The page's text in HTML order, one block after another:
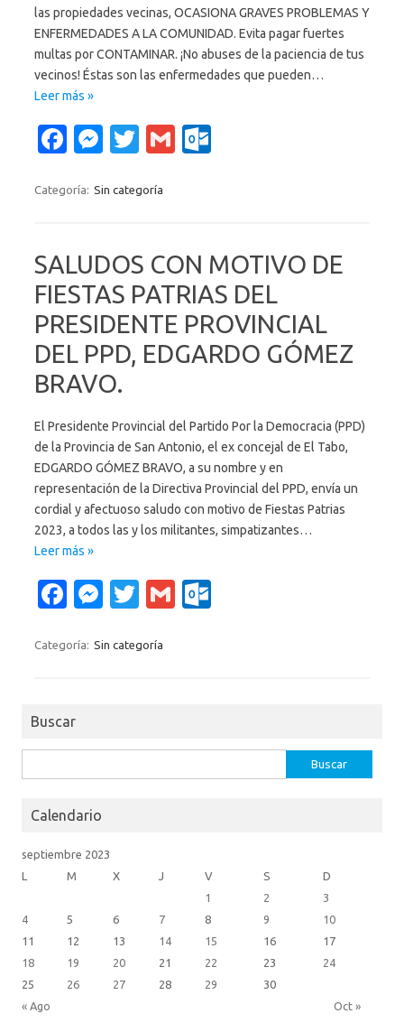
las propiedades vecinas, OCASIONA GRAVES PROBLEMAS Y
ENFERMEDADES A LA COMUNIDAD. Evita pagar fuertes
multas por CONTAMINAR. ¡No abuses de la paciencia de tus
vecinos! Éstas son las enfermedades que pueden…
Leer más »
Fa
e
o
o
k
M
se
g
er
T
it
r
G
k.
c
o
m
Categoría: Sin categoría
SALUDOS CON MOTIVO DE
FIESTAS PATRIAS DEL
PRESIDENTE PROVINCIAL
DEL PPD, EDGARDO GÓMEZ
BRAVO.
El Presidente Provincial del Partido Por la Democracia (PPD)
de la Provincia de San Antonio, el ex concejal de El Tabo,
EDGARDO GÓMEZ BRAVO, a su nombre y en
representación de la Directiva Provincial del PPD, envía un
cordial y afectuoso saludo con motivo de Fiestas Patrias
2023, a todos las y los militantes, simpatizantes…
Leer más »
Fa
e
M
se
T
it
G
Categoría: Sin categoría
Buscar
Calendario
septiembre 2023
L
M X J V S D
« Ago Oct »
1 2
3
4
5 6 7 8 9
10
11
12 13 14 15 16
17
18
19 20 21 22 23
24
25
26 27 28 29 30